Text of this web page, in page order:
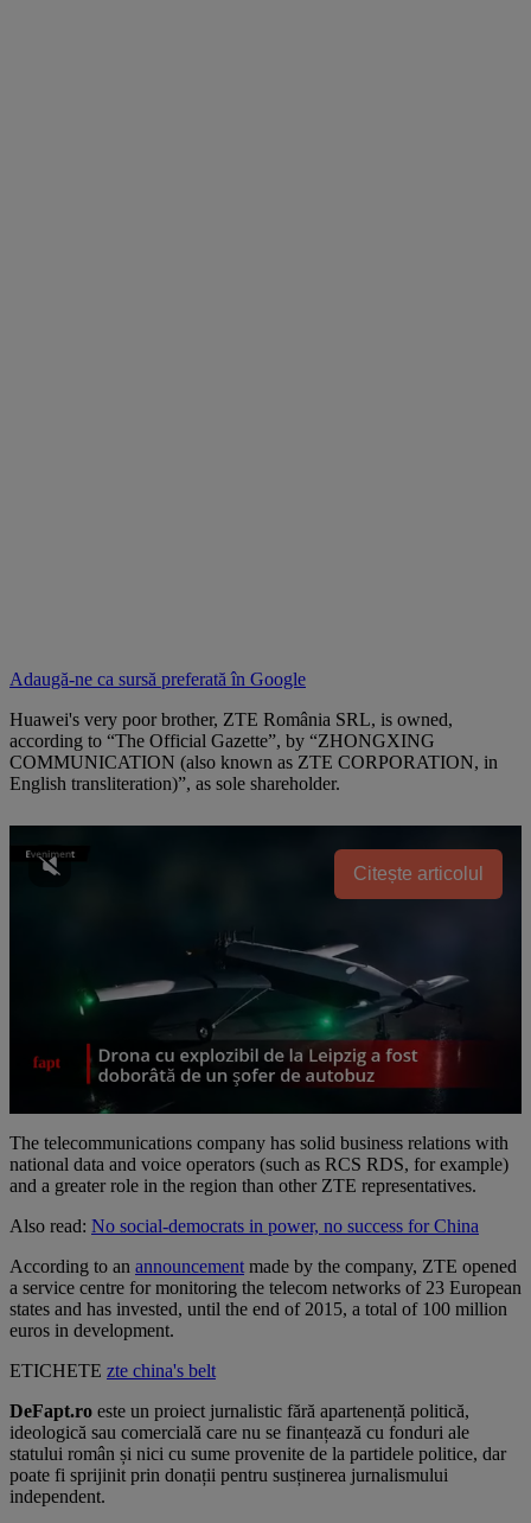
Adaugă-ne ca sursă preferată în Google
Huawei's very poor brother, ZTE România SRL, is owned,
according to “The Official Gazette”, by “ZHONGXING
COMMUNICATION (also known as ZTE CORPORATION, in
English transliteration)”, as sole shareholder.
Citește articolul
The telecommunications company has solid business relations with
national data and voice operators (such as RCS RDS, for example)
and a greater role in the region than other ZTE representatives.
Also read: No social-democrats in power, no success for China
According to an announcement made by the company, ZTE opened
a service centre for monitoring the telecom networks of 23 European
states and has invested, until the end of 2015, a total of 100 million
euros in development.
ETICHETE zte china's belt
DeFapt.ro este un proiect jurnalistic fără apartenență politică,
ideologică sau comercială care nu se finanțează cu fonduri ale
statului român și nici cu sume provenite de la partidele politice, dar
poate fi sprijinit prin donații pentru susținerea jurnalismului
independent.